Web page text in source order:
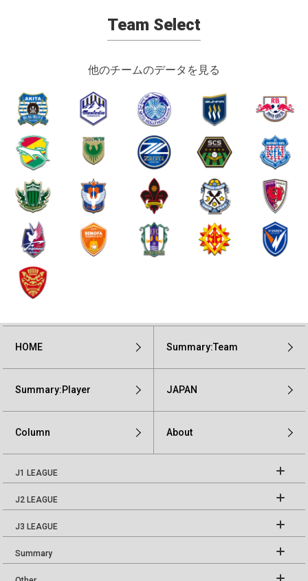
Team Select
他のチームのデータを見る
HOME Summary:Team
Summary:Player JAPAN
Column About
J1 LEAGUE
J2 LEAGUE
J3 LEAGUE
Summary